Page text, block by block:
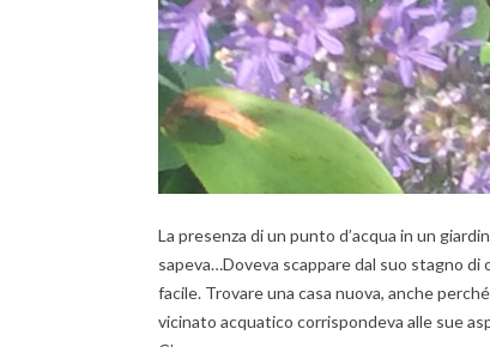
La presenza di un punto d’acqua in un
sapeva…Doveva scappare dal suo stagno di
facile. Trovare una casa nuova, anche
vicinato acquatico corrispondeva alle sue